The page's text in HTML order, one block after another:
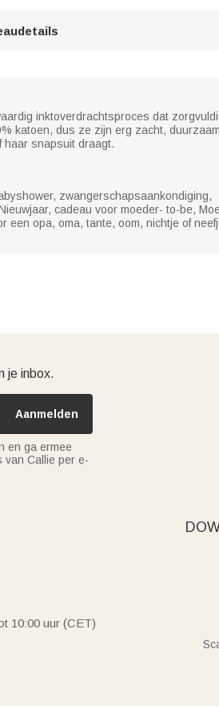
inktoverdrachtsproces dat
katoen, dus ze zijn erg zacht,
haar snapsuit draagt.
zwangerschapsaankondiging,
cadeau voor moeder- to-be,
een opa, oma, tante, oom, nichtje of
je inbox.
Aanmelden
en ga ermee
van Callie per e-
10:00 uur (CET)